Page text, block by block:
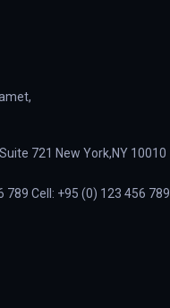
721 New York,NY 10010
789 Cell: +95 (0) 123 456 789